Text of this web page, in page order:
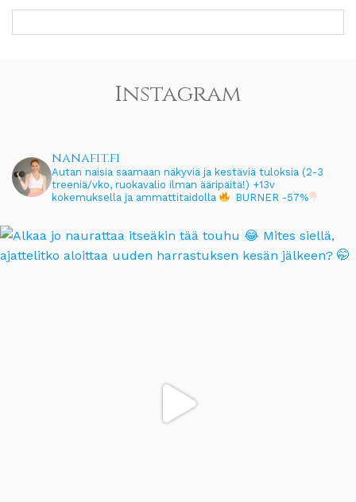
Instagram
nanafit.fi
Autan naisia saamaan näkyviä ja kestäviä tuloksia (2-3
treeniä/vko, ruokavalio ilman ääripäitä!) +13v
kokemuksella ja ammattitaidolla
BURNER -57%